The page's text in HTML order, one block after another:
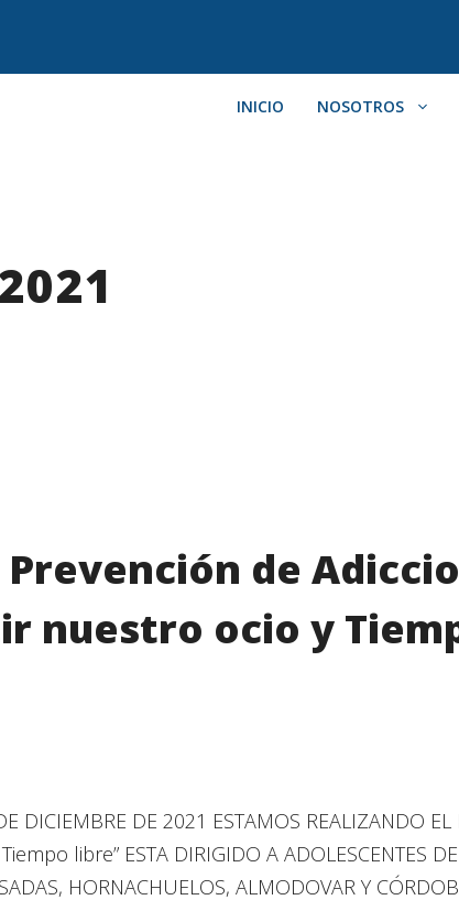
INICIO NOSOTROS
de
nuestro ocio y
DICIEMBRE DE 2021 ESTAMOS REALIZANDO
libre” ESTA DIRIGIDO A ADOLESCENTES
HORNACHUELOS, ALMODOVAR Y